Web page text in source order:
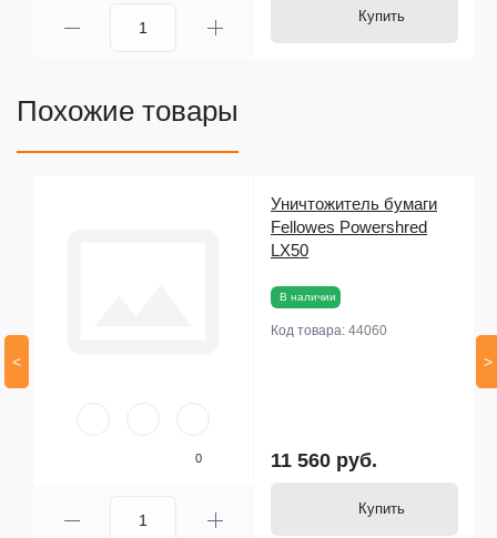
Купить
Похожие товары
<
0
Уничтожитель бумаги
Fellowes Powershred
LX50
В наличии
Код товара: 44060
11 560 руб.
Купить
>